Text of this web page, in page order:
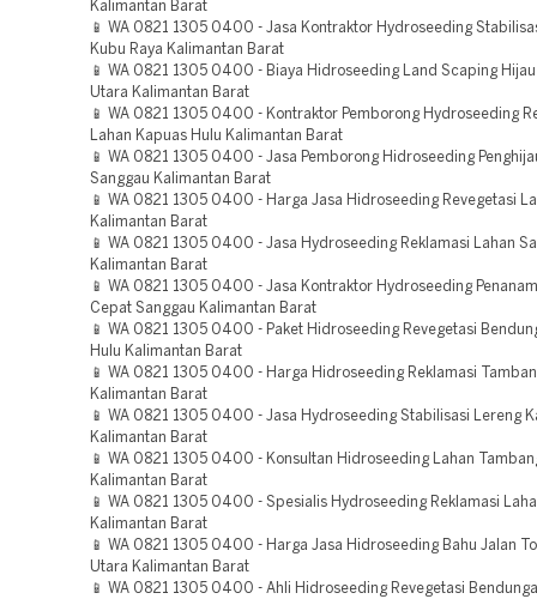
Kalimantan Barat
📱 WA 0821 1305 0400 - Jasa Kontraktor Hydroseeding
Kubu Raya Kalimantan Barat
📱 WA 0821 1305 0400 - Biaya Hidroseeding Land Scaping Hijau
Utara Kalimantan Barat
📱 WA 0821 1305 0400 - Kontraktor Pemborong Hydroseeding
Lahan Kapuas Hulu Kalimantan Barat
📱 WA 0821 1305 0400 - Jasa Pemborong Hidroseeding
Sanggau Kalimantan Barat
📱 WA 0821 1305 0400 - Harga Jasa Hidroseeding Revegetasi
Kalimantan Barat
📱 WA 0821 1305 0400 - Jasa Hydroseeding Reklamasi Lahan
Kalimantan Barat
📱 WA 0821 1305 0400 - Jasa Kontraktor Hydroseeding
Cepat Sanggau Kalimantan Barat
📱 WA 0821 1305 0400 - Paket Hidroseeding Revegetasi
Hulu Kalimantan Barat
📱 WA 0821 1305 0400 - Harga Hidroseeding Reklamasi
Kalimantan Barat
📱 WA 0821 1305 0400 - Jasa Hydroseeding Stabilisasi Lereng
Kalimantan Barat
📱 WA 0821 1305 0400 - Konsultan Hidroseeding Lahan
Kalimantan Barat
📱 WA 0821 1305 0400 - Spesialis Hydroseeding Reklamasi
Kalimantan Barat
📱 WA 0821 1305 0400 - Harga Jasa Hidroseeding Bahu Jalan
Utara Kalimantan Barat
📱 WA 0821 1305 0400 - Ahli Hidroseeding Revegetasi